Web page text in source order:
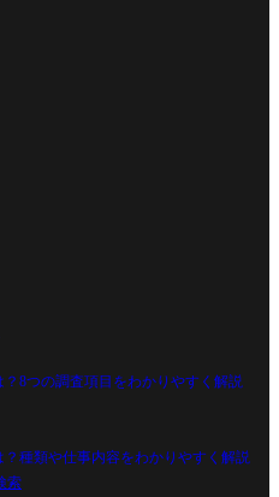
？8つの調査項目をわかりやすく解説
？種類や仕事内容をわかりやすく解説
索